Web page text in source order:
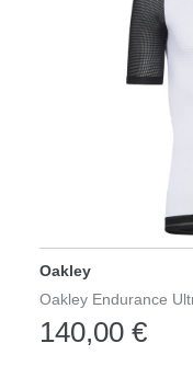
Oakley
Oakley Endurance
140,00 €